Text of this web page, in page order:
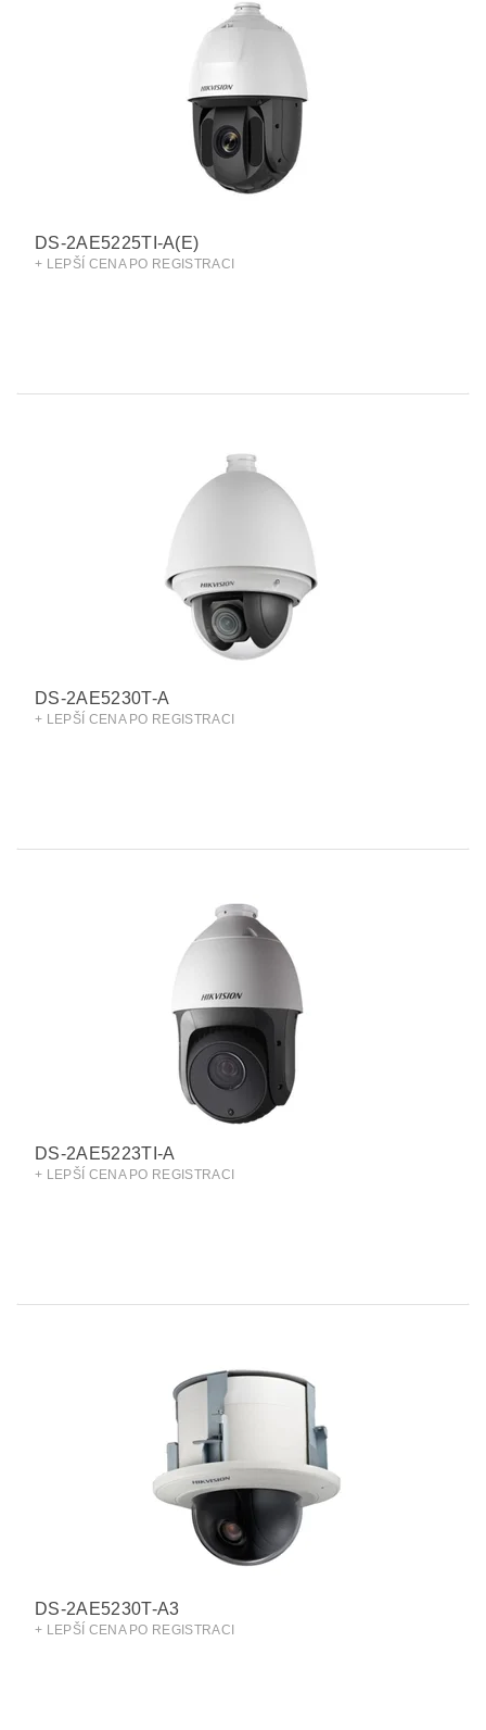
DS-2AE5225TI-A(E)
+ LEPŠÍ CENA PO REGISTRACI
DS-2AE5230T-A
+ LEPŠÍ CENA PO REGISTRACI
DS-2AE5223TI-A
+ LEPŠÍ CENA PO REGISTRACI
DS-2AE5230T-A3
+ LEPŠÍ CENA PO REGISTRACI